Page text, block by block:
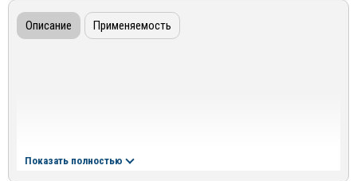
Описание Применяемость
Показать полностью